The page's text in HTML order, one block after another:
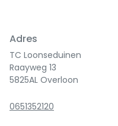
Adres
TC Loonseduinen
Raayweg 13
5825AL Overloon
0651352120